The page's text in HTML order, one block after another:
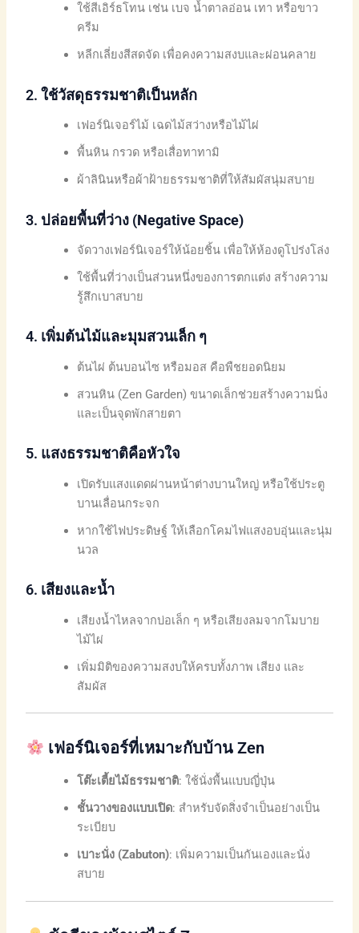
ใช้สีเอิร์ธโทน เช่น เบจ น้ำตาลอ่อน เทา หรือขาว
ครีม
หลีกเลี่ยงสีสดจัด เพื่อคงความสงบและผ่อนคลาย
2.ใช้วัสดุธรรมชาติเป็นหลัก
เฟอร์นิเจอร์ไม้ เฉดไม้สว่างหรือไม้ไผ่
พื้นหิน กรวด หรือเสื่อทาทามิ
ผ้าลินินหรือผ้าฝ้ายธรรมชาติที่ให้สัมผัสนุ่มสบาย
3. ปล่อยพื้นที่ว่าง (Negative Space)
จัดวางเฟอร์นิเจอร์ให้น้อยชิ้น เพื่อให้ห้องดูโปร่งโล่ง
ใช้พื้นที่ว่างเป็นส่วนหนึ่งของการตกแต่ง สร้างความ
รู้สึกเบาสบาย
4. เพิ่มต้นไม้และมุมสวนเล็ก ๆ
ต้นไผ่ ต้นบอนไซ หรือมอส คือพืชยอดนิยม
สวนหิน (Zen Garden) ขนาดเล็กช่วยสร้างความนิ่ง
และเป็นจุดพักสายตา
5. แสงธรรมชาติคือหัวใจ
เปิดรับแสงแดดผ่านหน้าต่างบานใหญ่ หรือใช้ประตู
บานเลื่อนกระจก
หากใช้ไฟประดิษฐ์ ให้เลือกโคมไฟแสงอบอุ่นและนุ่ม
นวล
6. เสียงและน้ำ
เสียงน้ำไหลจากบ่อเล็ก ๆ หรือเสียงลมจากโมบาย
ไม้ไผ่
เพิ่มมิติของความสงบให้ครบทั้งภาพ เสียง และ
สัมผัส
เฟอร์นิเจอร์ที่เหมาะกับบ้าน Zen
โต๊ะเตี้ยไม้ธรรมชาติ: ใช้นั่งพื้นแบบญี่ปุ่น
ชั้นวางของแบบเปิด: สำหรับจัดสิ่งจำเป็นอย่างเป็น
ระเบียบ
เบาะนั่ง (Zabuton): เพิ่มความเป็นกันเองและนั่ง
สบาย